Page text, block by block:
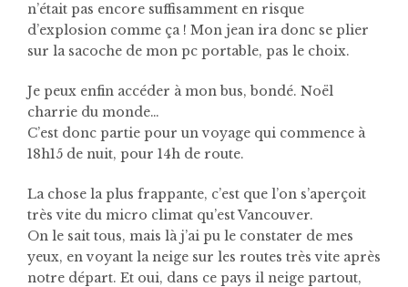
n’était pas encore suffisamment en risque
d’explosion comme ça ! Mon jean ira donc se plier
sur la sacoche de mon pc portable, pas le choix.
Je peux enfin accéder à mon bus, bondé. Noël
charrie du monde…
C’est donc partie pour un voyage qui commence à
18h15 de nuit, pour 14h de route.
La chose la plus frappante, c’est que l’on s’aperçoit
très vite du micro climat qu’est Vancouver.
On le sait tous, mais là j’ai pu le constater de mes
yeux, en voyant la neige sur les routes très vite après
notre départ. Et oui, dans ce pays il neige partout,